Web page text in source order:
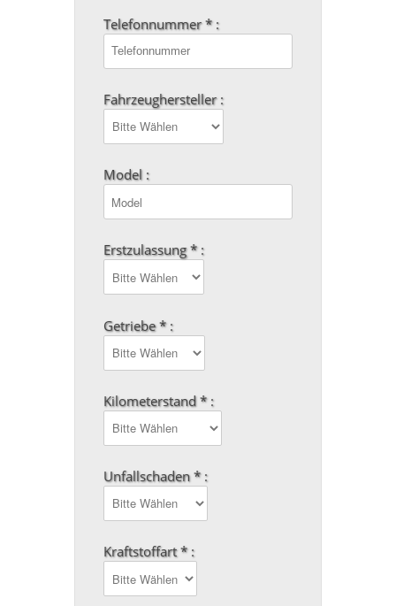
Telefonnummer * :
Fahrzeughersteller :
Model :
Erstzulassung * :
Getriebe * :
Kilometerstand * :
Unfallschaden * :
Kraftstoffart * :